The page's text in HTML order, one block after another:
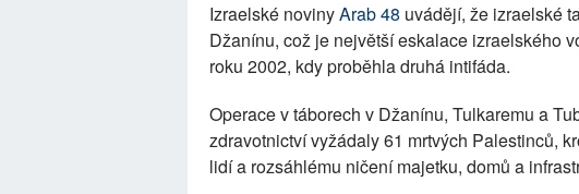
Izraelské novinyArab 48 uvádějí, že izraelské
Džanínu, což je největší eskalace izraelského
roku 2002, kdy proběhla druhá intifáda.
Operace v táborech v Džanínu, Tulkaremu a
zdravotnictví vyžádaly 61 mrtvých Palestinců,
lidí a rozsáhlému ničení majetku, domů a